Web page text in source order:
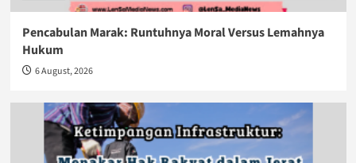
Pencabulan Marak: Runtuhnya Moral Versus Lemahnya
Hukum
6 August, 2026